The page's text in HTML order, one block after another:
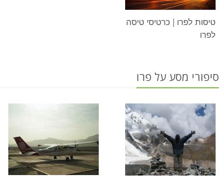
טיסות לפרו | כרטיסי טיסה
לפרו
סיפורי מסע על פרו